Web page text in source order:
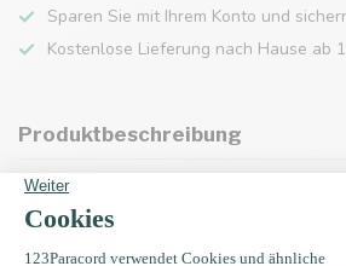
Sparen Sie mit Ihrem Konto und
Kostenlose Lieferung nach Hause ab
Produktbeschreibung
Eigenschaften